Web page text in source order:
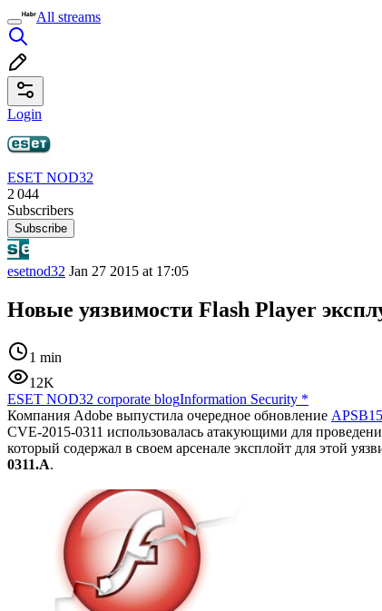
All streams
Login
ESET NOD32
2 044
Subscribers
Subscribe
esetnod32 Jan 27 2015 at 17:05
Новые уязвимости Flash Player
1 min
12K
ESET NOD32 corporate blogInformation Security *
Компания Adobe выпустила очередное обновление
CVE-2015-0311 использовалась атакующими для
который содержал в своем арсенале эксплойт для этой
0311.A.